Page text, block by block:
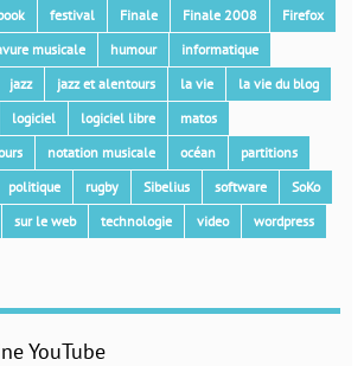
festival Finale Finale 2008
Firefox
musicale humour
informatique
jazz jazz et alentours la vie
la vie du blog
logiciel logiciel libre
matos
notation musicale océan
partitions
politique rugby Sibelius software
SoKo
sur le web technologie video wordpress
YouTube